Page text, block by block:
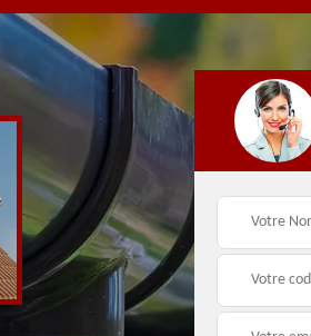
Nettoyage et
démoussage de
toiture 62